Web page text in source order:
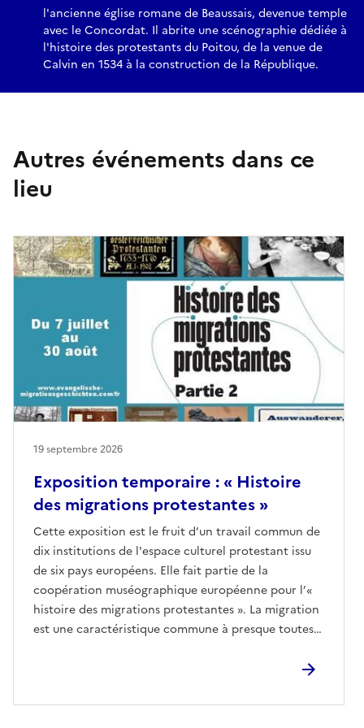
l'ancienne église romane de Beaussais, devenue temple
avec le Concordat. Il abrite une scénographie dédiée à
l'histoire des protestants du Poitou, de la venue de
Calvin en 1534 à la construction de la République.
Autres événements dans ce
lieu
Exposition temporaire : « Histoire
des migrations protestantes »
Cette exposition est le fruit d’un travail commun de
dix institutions de l'espace culturel protestant issu
de six pays européens. Elle fait partie de la
coopération muséographique européenne pour l’«
histoire des migrations protestantes ». La migration
est une caractéristique commune à presque toutes
l'histoire européenne. Les causes des migrations ont
biographies de personnes qui ont quitté leur pays
19 septembre 2026